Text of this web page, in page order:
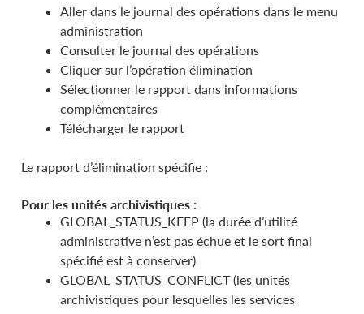
Aller dans le journal des opérations dans le menu
administration
Consulter le journal des opérations
Cliquer sur l’opération élimination
Sélectionner le rapport dans informations
complémentaires
Télécharger le rapport
Le rapport d’élimination spécifie :
Pour les unités archivistiques :
GLOBAL_STATUS_KEEP (la durée d’utilité
administrative n’est pas échue et le sort final
spécifié est à conserver)
GLOBAL_STATUS_CONFLICT (les unités
archivistiques pour lesquelles les services